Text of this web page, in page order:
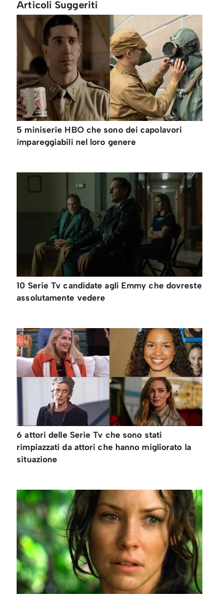
Articoli Suggeriti
5 miniserie HBO che sono dei capolavori
impareggiabili nel loro genere
10 Serie Tv candidate agli Emmy che dovreste
assolutamente vedere
6 attori delle Serie Tv che sono stati
rimpiazzati da attori che hanno migliorato la
situazione